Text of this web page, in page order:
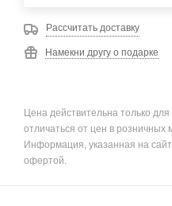
Рассчитать доставку
Намекни другу о подарке
Цена действительна только
отличаться от цен в розничных
Информация, указанная на
офертой.